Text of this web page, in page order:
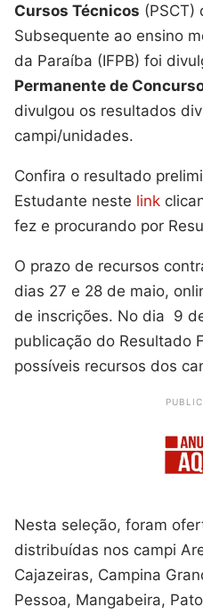
Cursos Técnicos (PSCT)
Subsequente ao ensino
da Paraíba (IFPB) foi
Permanente de
divulgou os resultados
campi/unidades.
Confira o resultado
Estudante neste link
fez e procurando por
O prazo de recursos
dias 27 e 28 de maio,
de inscrições. No dia 9
publicação do Resultado
possíveis recursos dos
Nesta seleção, foram
distribuídas nos campi
Cajazeiras, Campina
Pessoa, Mangabeira,